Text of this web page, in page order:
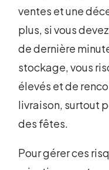
ventes et une
plus, si vous
de dernière
stockage, vous
élevés et de
livraison, surtout
des fêtes.
Pour gérer ces